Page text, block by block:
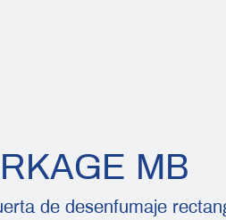
MB
de desenfumaje